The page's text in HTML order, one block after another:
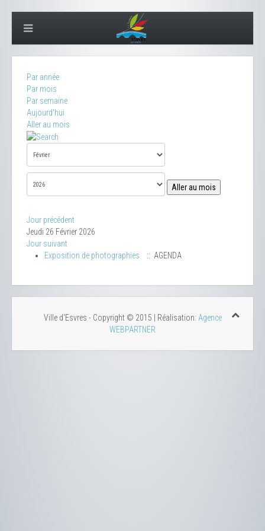
Par année
Par mois
Par semaine
Aujourd'hui
Aller au mois
Aller au mois
Jour précédent
Jeudi 26 Février 2026
Jour suivant
Exposition de photographies
:: AGENDA
Ville d'Esvres - Copyright © 2015 | Réalisation: Agence
WEBPARTNER